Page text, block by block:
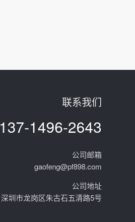
联系我们
137-1496-2643
公司邮箱
gaofeng@pf898.com
公司地址
深圳市龙岗区朱古石五清路5号